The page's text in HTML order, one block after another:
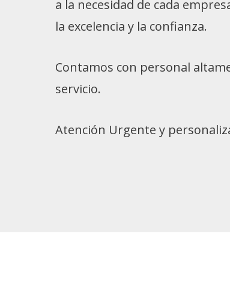
a la necesidad de cada
la excelencia y la confianza.
Contamos con personal
servicio.
Atención Urgente y